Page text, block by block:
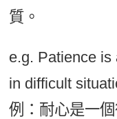
質。
e.g. Patience
in difficult
例：耐心是一